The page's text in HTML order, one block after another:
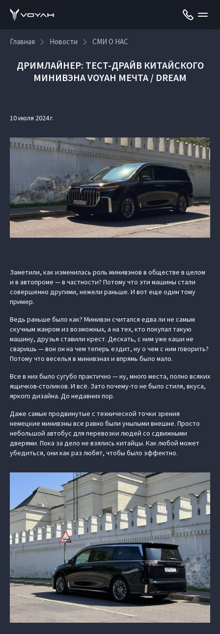
Главная Новости СМИ О НАС
ДРИМЛАЙНЕР: ТЕСТ-ДРАЙВ КИТАЙСКОГО
МИНИВЭНА VOYAH МЕЧТА / DREAM
10 июля 2024 г.
Заметили, как изменилась роль минивэнов в обществе в целом
и в автопроме — в частности? Потому что эти машины стали
совершенно другими, нежели раньше. И вот еще один тому
пример.
Ведь раньше было как? Минивэн считался едва ли не самым
скучным жанром из возможных, а на тех, кто покупал такую
машину, друзья ставили крест. Дескать, с ним уже каши не
сваришь — вон он на чем теперь ездит, ну о чем с ним говорить?
Потому что веселья в минивэнах и впрямь было мало.
Все в них было сугубо практично — ну, много места, полно всяких
ящичков-столиков. И всё. Зато почему-то не было стиля, вкуса,
яркого дизайна. До недавних пор.
Даже самые продвинутые с технической точки зрения
немецкие минивэны все равно были унылыми внешне. Просто
небольшой автобус для перевозки людей со сдвижными
дверями. Пока за дело не взялись китайцы. Как любой может
убедиться, они как раз любят, чтобы было эффектно.